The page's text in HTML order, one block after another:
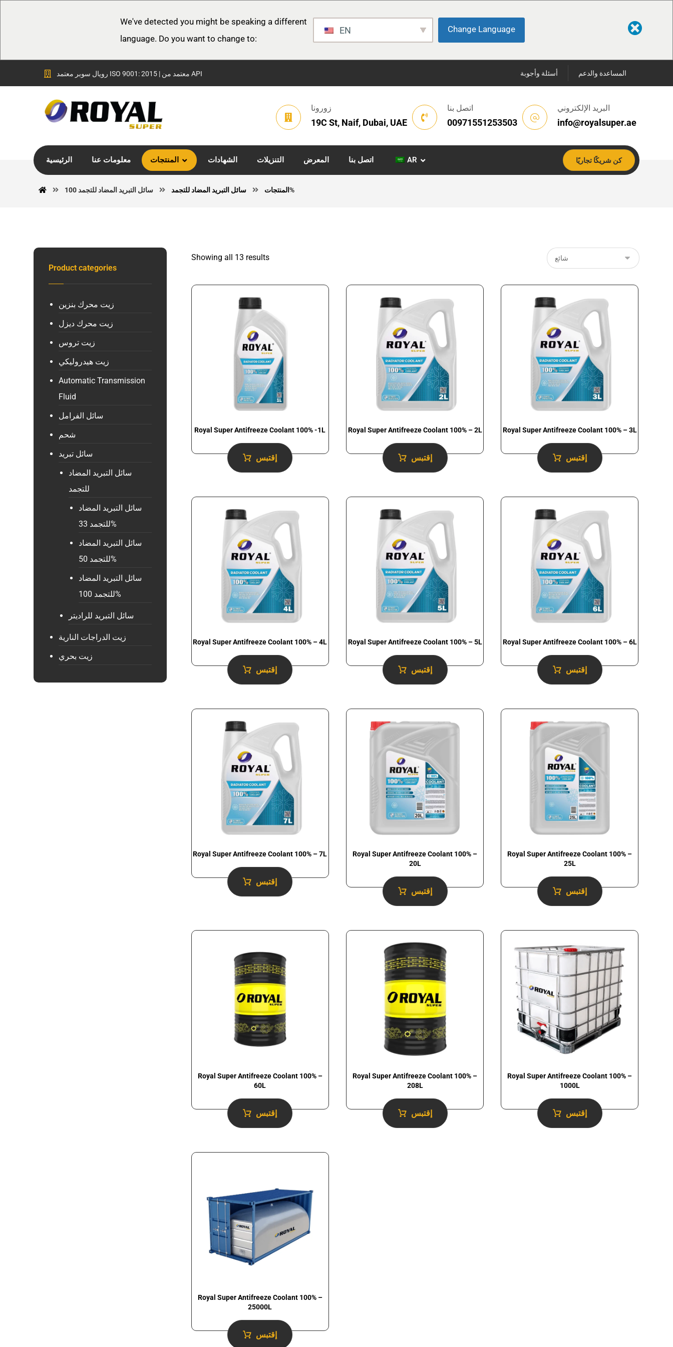
We've detected you might be speaking a different
language. Do you want to change to:
EN Change Language
رويال سوبر معتمد ISO 9001: 2015 | معتمد من API المساعدة والدعم أسئلة وأجوبة
البريد الإلكتروني
info@royalsuper.ae
اتصل بنا
00971551253503
زورونا
19C St, Naif, Dubai, UAE
الرئيسية معلومات عنا المنتجات الشهادات التنزيلات المعرض اتصل بنا AR كن شريكًا تجاريًا
المنتجات سائل التبريد المضاد للتجمد سائل التبريد المضاد للتجمد 100%
Showing all 13 results
Royal Super Antifreeze Coolant 100% -1L
إقتبس
Royal Super Antifreeze Coolant 100% – 2L
إقتبس
Royal Super Antifreeze Coolant 100% – 3L
إقتبس
Royal Super Antifreeze Coolant 100% – 4L
إقتبس
Royal Super Antifreeze Coolant 100% – 5L
إقتبس
Royal Super Antifreeze Coolant 100% – 6L
إقتبس
Royal Super Antifreeze Coolant 100% – 7L
إقتبس
Royal Super Antifreeze Coolant 100% –
20L
إقتبس
Royal Super Antifreeze Coolant 100% –
25L
إقتبس
Royal Super Antifreeze Coolant 100% –
60L
إقتبس
Royal Super Antifreeze Coolant 100% –
208L
إقتبس
Royal Super Antifreeze Coolant 100% –
1000L
إقتبس
Royal Super Antifreeze Coolant 100% –
25000L
إقتبس
Product categories
زيت محرك بنزين
زيت محرك ديزل
زيت تروس
زيت هيدروليكي
Automatic Transmission
Fluid
سائل الفرامل
شحم
سائل تبريد
سائل التبريد المضاد
للتجمد
سائل التبريد المضاد
للتجمد 33%
سائل التبريد المضاد
للتجمد 50%
سائل التبريد المضاد
للتجمد 100%
سائل التبريد للراديتر
زيت الدراجات النارية
زيت بحري